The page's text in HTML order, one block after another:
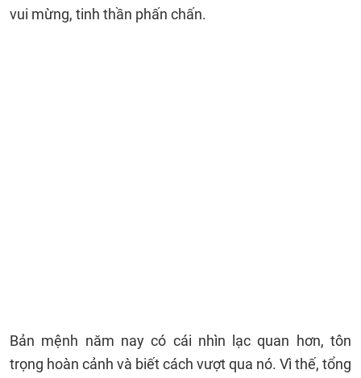
vui mừng, tinh thần phấn chấn.
Bản mệnh năm nay có cái nhìn lạc quan hơn, tôn
trọng hoàn cảnh và biết cách vượt qua nó. Vì thế, tổng